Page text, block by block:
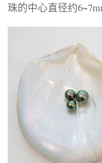
珠的中心直径约